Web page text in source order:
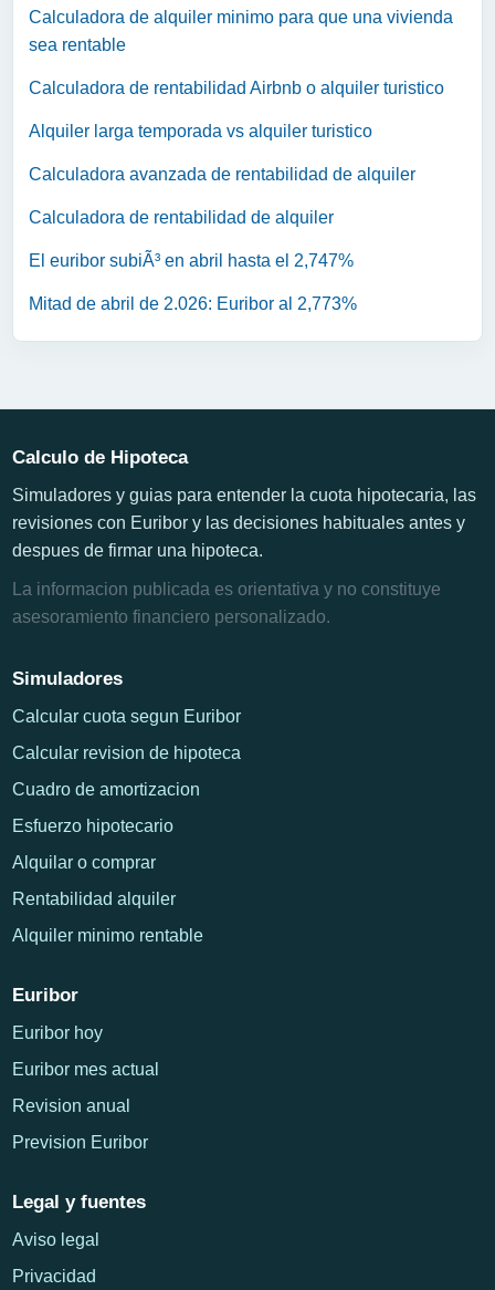
Calculadora de alquiler minimo para que una vivienda
sea rentable
Calculadora de rentabilidad Airbnb o alquiler turistico
Alquiler larga temporada vs alquiler turistico
Calculadora avanzada de rentabilidad de alquiler
Calculadora de rentabilidad de alquiler
El euribor subiÃ³ en abril hasta el 2,747%
Mitad de abril de 2.026: Euribor al 2,773%
Calculo de Hipoteca
Simuladores y guias para entender la cuota hipotecaria, las
revisiones con Euribor y las decisiones habituales antes y
despues de firmar una hipoteca.
La informacion publicada es orientativa y no constituye
asesoramiento financiero personalizado.
Simuladores
Calcular cuota segun Euribor
Calcular revision de hipoteca
Cuadro de amortizacion
Esfuerzo hipotecario
Alquilar o comprar
Rentabilidad alquiler
Alquiler minimo rentable
Euribor
Euribor hoy
Euribor mes actual
Revision anual
Prevision Euribor
Legal y fuentes
Aviso legal
Privacidad